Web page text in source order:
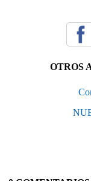
OTROS